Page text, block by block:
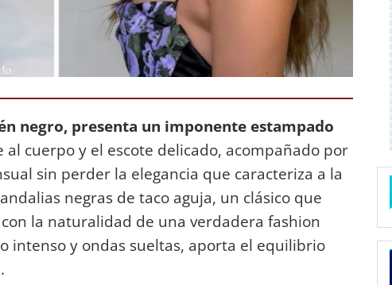
negro, presenta un imponente estampado
al cuerpo y el escote delicado, acompañado por
sin perder la elegancia que caracteriza a la
negras de taco aguja, un clásico que
la naturalidad de una verdadera fashion
intenso y ondas sueltas, aporta el equilibrio